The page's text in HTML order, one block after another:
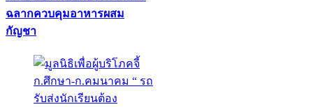
ฉลากควบคุมอาหารผสม
กัญชา